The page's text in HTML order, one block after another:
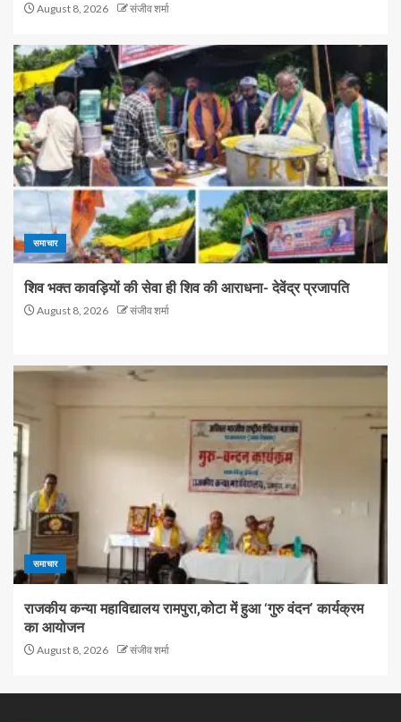
August 8, 2026 संजीव शर्मा
समाचार
शिव भक्त कावड़ियों की सेवा ही शिव की आराधना- देवेंद्र प्रजापति
August 8, 2026 संजीव शर्मा
समाचार
राजकीय कन्या महाविद्यालय रामपुरा,कोटा में हुआ ‘गुरु वंदन’ कार्यक्रम
का आयोजन
August 8, 2026 संजीव शर्मा